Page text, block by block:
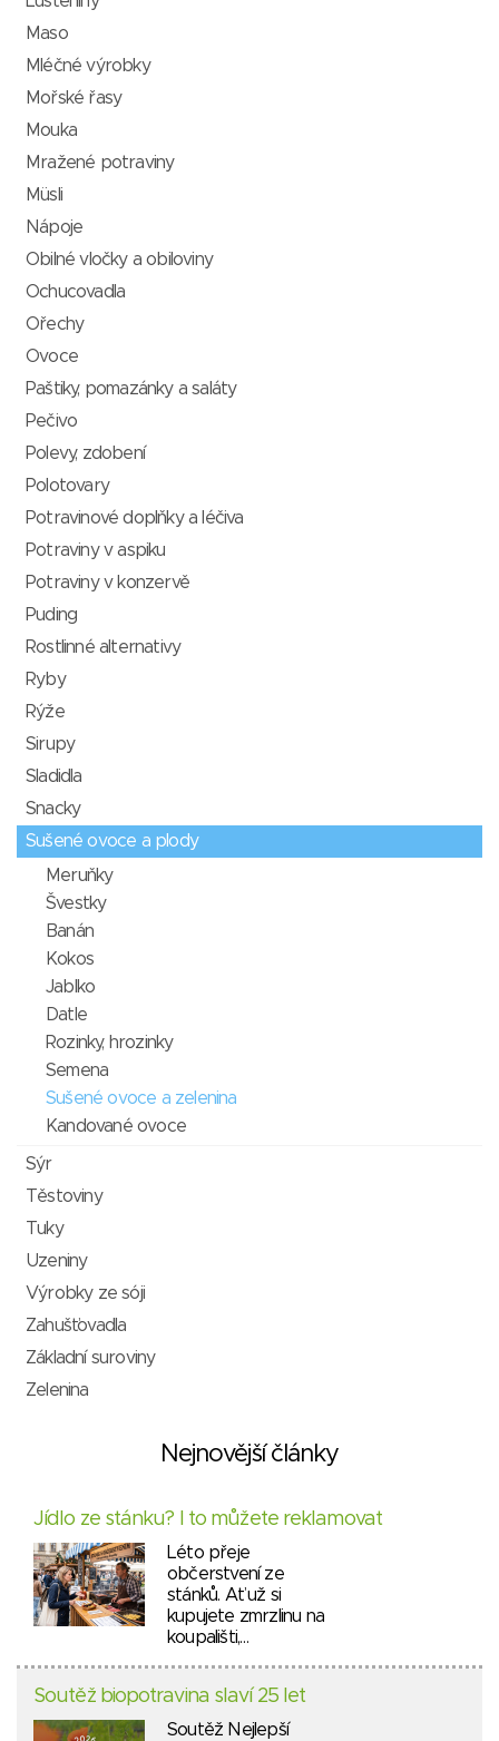
Maso
Mléčné výrobky
Mořské řasy
Mouka
Mražené potraviny
Müsli
Nápoje
Obilné vločky a obiloviny
Ochucovadla
Ořechy
Ovoce
Paštiky, pomazánky a saláty
Pečivo
Polevy, zdobení
Polotovary
Potravinové doplňky a léčiva
Potraviny v aspiku
Potraviny v konzervě
Puding
Rostlinné alternativy
Ryby
Rýže
Sirupy
Sladidla
Snacky
Sušené ovoce a plody
Meruňky
Švestky
Banán
Kokos
Jablko
Datle
Rozinky, hrozinky
Semena
Sušené ovoce a zelenina
Kandované ovoce
Sýr
Těstoviny
Tuky
Uzeniny
Výrobky ze sóji
Zahušťovadla
Základní suroviny
Zelenina
Nejnovější články
Jídlo ze stánku? I to můžete reklamovat
Léto přeje
občerstvení ze
stánků. Ať už si
kupujete zmrzlinu na
koupališti,…
Soutěž biopotravina slaví 25 let
Soutěž Nejlepší